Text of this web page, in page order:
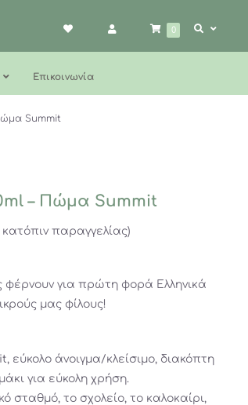
0
Επικοινωνία
Summit
– Πώμα Summit
παραγγελίας)
φέρνουν για πρώτη φορά Ελληνικά
μας φίλους!
άνοιγμα/κλείσιμο, διακόπτη
για εύκολη χρήση.
σταθμό, το σχολείο, το καλοκαίρι,